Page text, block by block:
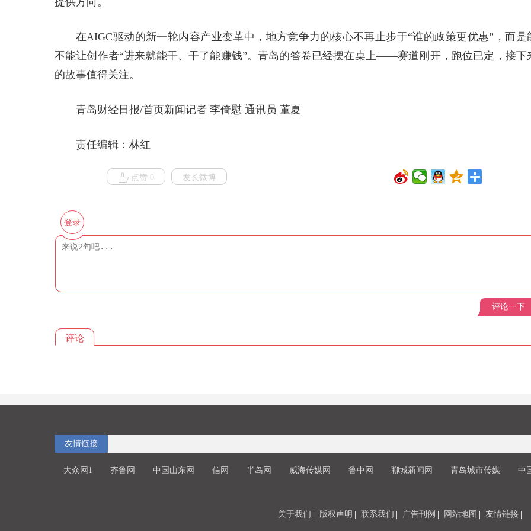
在AIGC驱动的新一轮内容产业变革中，地方竞争力的核心不再止步于“谁的政策更优惠”，而是
不能让创作者“进来就能干、干了能赚钱”。青岛的答卷已经摆在桌上——赛道刚开，跑位已定，接下
的故事值得关注。
青岛财经日报/首页新闻记者 李倚慰 通讯员 董夏
责任编辑：林红
点赞 0 发长微博
登录
评论一下
评论
友情链接
大众网1 齐鲁网 中国山东网 信网 半岛网 威海传媒网 鲁中网 聊城新闻网 青岛城市传媒 中
关于我们 版权声明 联系我们 广告刊例 网站地图 友情链接